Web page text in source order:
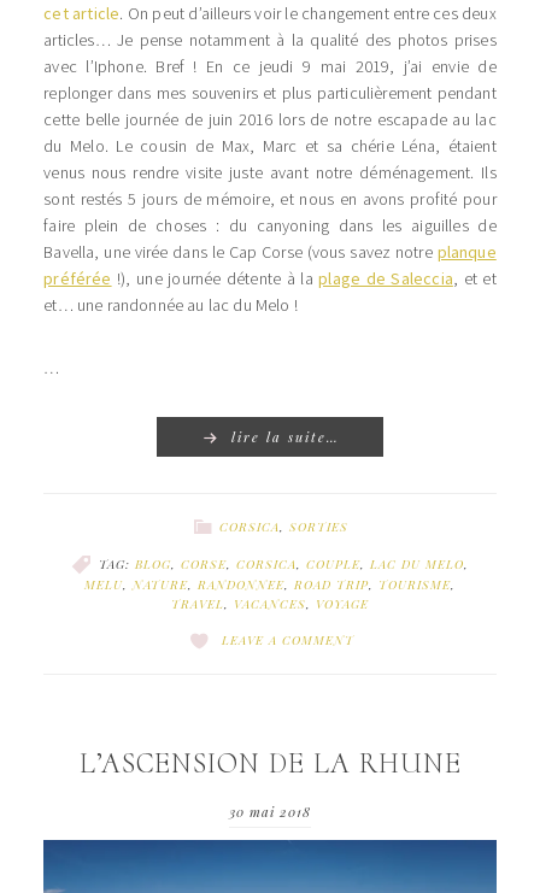
cet article. On peut d’ailleurs voir le changement entre ces deux
articles… Je pense notamment à la qualité des photos prises
avec l’Iphone. Bref ! En ce jeudi 9 mai 2019, j’ai envie de
replonger dans mes souvenirs et plus particulièrement pendant
cette belle journée de juin 2016 lors de notre escapade au lac
du Melo. Le cousin de Max, Marc et sa chérie Léna, étaient
venus nous rendre visite juste avant notre déménagement. Ils
sont restés 5 jours de mémoire, et nous en avons profité pour
faire plein de choses : du canyoning dans les aiguilles de
Bavella, une virée dans le Cap Corse (vous savez notre planque
préférée !), une journée détente à laplage de Saleccia, et et
et… une randonnée au lac du Melo !
…
lire la suite…
CORSICA, SORTIES
TAG: BLOG, CORSE, CORSICA, COUPLE, LAC DU MELO,
MELU,NATURE, RANDONNEE, ROAD TRIP, TOURISME,
TRAVEL, VACANCES, VOYAGE
LEAVE A COMMENT
L’ASCENSION DE LA RHUNE
30 mai 2018